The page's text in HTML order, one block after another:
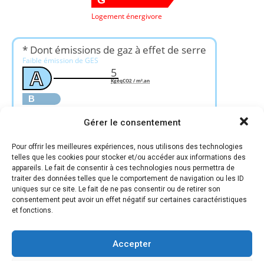
Gérer le consentement
Pour offrir les meilleures expériences, nous utilisons des technologies
telles que les cookies pour stocker et/ou accéder aux informations des
appareils. Le fait de consentir à ces technologies nous permettra de
traiter des données telles que le comportement de navigation ou les ID
uniques sur ce site. Le fait de ne pas consentir ou de retirer son
consentement peut avoir un effet négatif sur certaines caractéristiques
et fonctions.
Accepter
Logement énergivore
* Dont émissions de gaz à effet de serre
Faible émission de GES
A
B
E
F
G
Forte émission de GES
5
KgéqCO2 / m².an